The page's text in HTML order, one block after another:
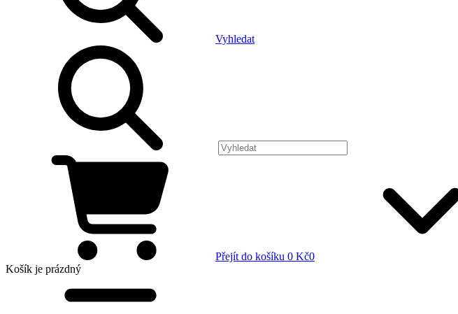
Vyhledat
Přejít do košíku 0 Kč0
Košík je prázdný